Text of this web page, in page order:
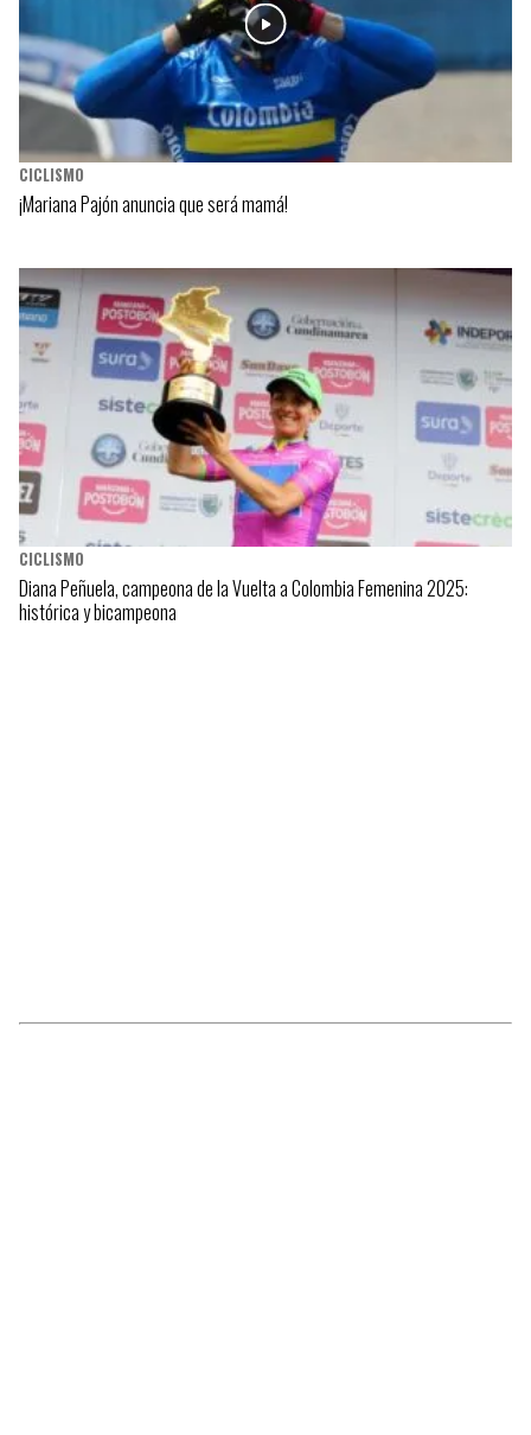
CICLISMO
¡Mariana Pajón anuncia que será mamá!
CICLISMO
Diana Peñuela, campeona de la Vuelta a Colombia Femenina 2025:
histórica y bicampeona